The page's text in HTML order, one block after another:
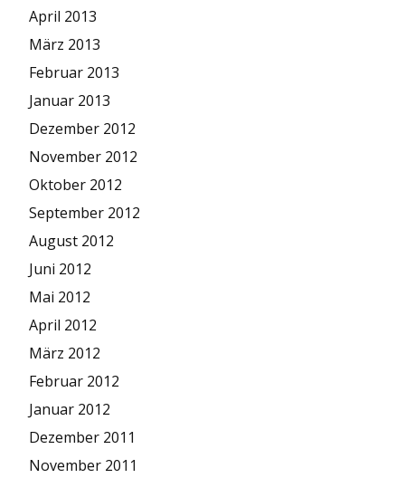
April 2013
März 2013
Februar 2013
Januar 2013
Dezember 2012
November 2012
Oktober 2012
September 2012
August 2012
Juni 2012
Mai 2012
April 2012
März 2012
Februar 2012
Januar 2012
Dezember 2011
November 2011